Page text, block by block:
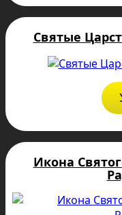
Святые
Икона